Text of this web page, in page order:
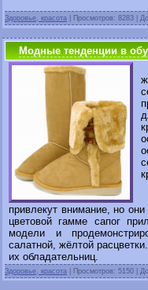
Здоровье, красота Просмотров: 8283 |
Модные тенденции в
привлекут внимание, но
цветовой гамме сапог
модели и
салатной, жёлтой
их обладательниц.
Здоровье, красота Просмотров: 5150 |